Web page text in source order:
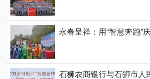
永春呈祥：用“智慧奔跑”
石狮农商银行与石狮市人